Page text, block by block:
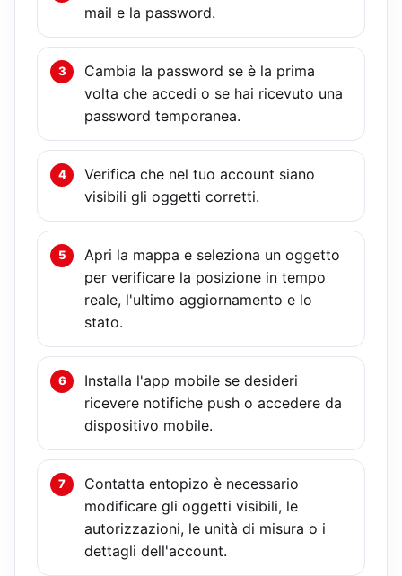
mail e la password.
Cambia la password se è la prima
volta che accedi o se hai ricevuto una
password temporanea.
Verifica che nel tuo account siano
visibili gli oggetti corretti.
Apri la mappa e seleziona un oggetto
per verificare la posizione in tempo
reale, l'ultimo aggiornamento e lo
stato.
Installa l'app mobile se desideri
ricevere notifiche push o accedere da
dispositivo mobile.
Contatta entopizo è necessario
modificare gli oggetti visibili, le
autorizzazioni, le unità di misura o i
dettagli dell'account.